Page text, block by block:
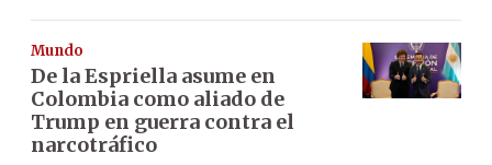
Mundo
De la Espriella asume en
Colombia como aliado de
Trump en guerra contra el
narcotráfico